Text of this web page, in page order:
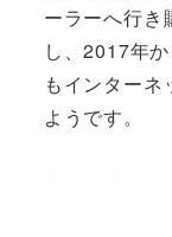
ーラーへ行き
し、2017年
もインター
ようです。